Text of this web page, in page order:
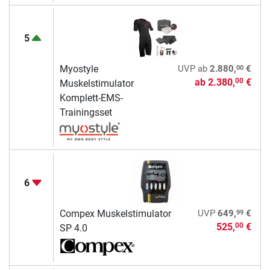
5
Myostyle
Muskelstimulator
Komplett-EMS-
Trainingsset
UVPab 2.880,00€
ab 2.380,00€
6
Compex Muskelstimulator
SP 4.0
UVP 649,99€
525,00€